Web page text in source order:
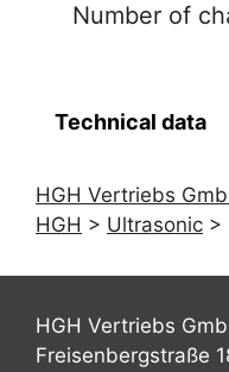
Number of
Technical data
HGH Vertriebs
HGH > Ultrasonic >
HGH Vertriebs
Freisenbergstraße